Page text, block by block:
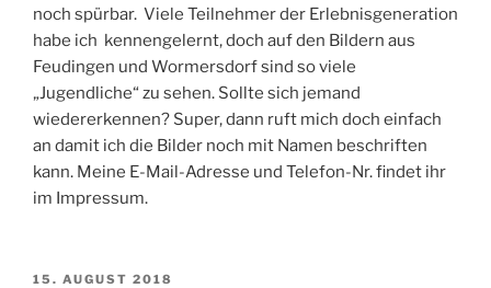
noch spürbar. Viele Teilnehmer der Erlebnisgeneration
habe ich kennengelernt, doch auf den Bildern aus
Feudingen und Wormersdorf sind so viele
„Jugendliche“ zu sehen. Sollte sich jemand
wiedererkennen? Super, dann ruft mich doch einfach
an damit ich die Bilder noch mit Namen beschriften
kann. Meine E-Mail-Adresse und Telefon-Nr. findet ihr
im Impressum.
VERÖFFENTLICHT
15. AUGUST 2018